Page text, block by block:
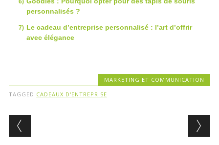
personnalisés ?
Le cadeau d’entreprise personnalisé : l’art d’offrir
avec élégance
MARKETING ET COMMUNICATION
TAGGED CADEAUX D'ENTREPRISE
Post navigation